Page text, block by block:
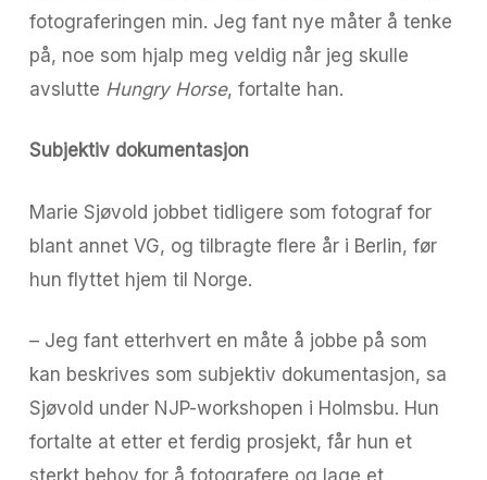
fotograferingen min. Jeg fant nye måter å tenke
på, noe som hjalp meg veldig når jeg skulle
avslutte Hungry Horse, fortalte han.
Subjektiv dokumentasjon
Marie Sjøvold jobbet tidligere som fotograf for
blant annet VG, og tilbragte flere år i Berlin, før
hun flyttet hjem til Norge.
– Jeg fant etterhvert en måte å jobbe på som
kan beskrives som subjektiv dokumentasjon, sa
Sjøvold under NJP-workshopen i Holmsbu. Hun
fortalte at etter et ferdig prosjekt, får hun et